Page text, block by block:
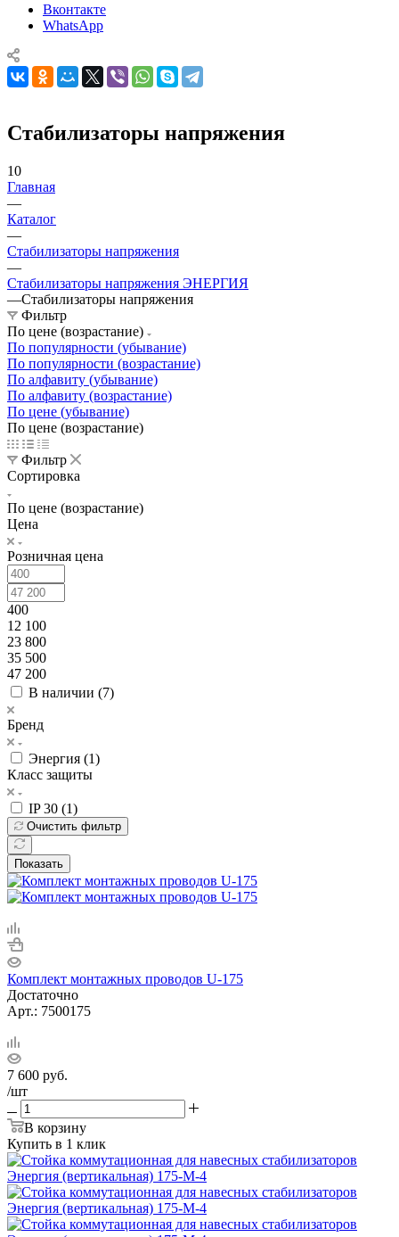
Вконтакте
WhatsApp
Стабилизаторы напряжения
10
Главная
—
Каталог
—
Стабилизаторы напряжения
—
Стабилизаторы напряжения ЭНЕРГИЯ
—Стабилизаторы напряжения
Фильтр
По цене (возрастание)
По популярности (убывание)
По популярности (возрастание)
По алфавиту (убывание)
По алфавиту (возрастание)
По цене (убывание)
По цене (возрастание)
Фильтр
Сортировка
По цене (возрастание)
Цена
Розничная цена
400
12 100
23 800
35 500
47 200
В наличии (7)
Бренд
Энергия (1)
Класс защиты
IP 30 (1)
Очистить фильтр
Показать
Комплект монтажных проводов U-175
Достаточно
Арт.: 7500175
7 600 руб.
/шт
В корзину
Купить в 1 клик